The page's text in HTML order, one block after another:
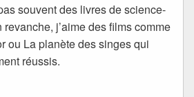
souvent des livres de science-
revanche, j’aime des films comme
ou La planète des singes qui
réussis.